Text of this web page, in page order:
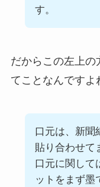
す。
だからこの左上の
てことなんですよ
口元は、新聞
貼り合わせて
口元に関して
ットをまず墨